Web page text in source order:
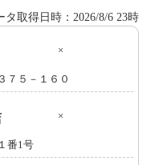
タ取得日時：2026/8/6 23時
×
７５－１６０
×
番1号